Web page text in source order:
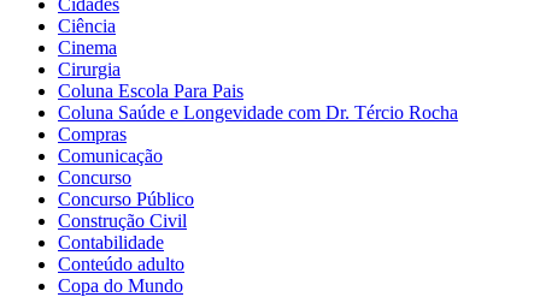
Ciência
Cinema
Cirurgia
Coluna Escola Para Pais
Coluna Saúde e Longevidade com Dr. Tércio Rocha
Compras
Comunicação
Concurso
Concurso Público
Construção Civil
Contabilidade
Conteúdo adulto
Copa do Mundo